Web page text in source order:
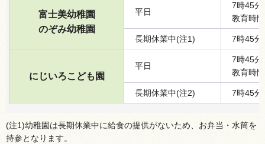
富士美幼稚園
のぞみ幼稚園
平日
7時45分
教育時
長期休業中(注1) 7時45分
にじいろこども園
平日
7時45分
教育時
長期休業中(注2) 7時45分
(注1)幼稚園は長期休業中に給食の提供がないため、お弁当・水筒を
持参となります。